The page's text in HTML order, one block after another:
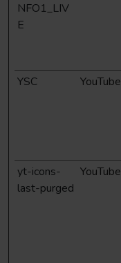
NFO1_LIV
E
YSC YouTube
yt-icons-
last-purged
YouTube